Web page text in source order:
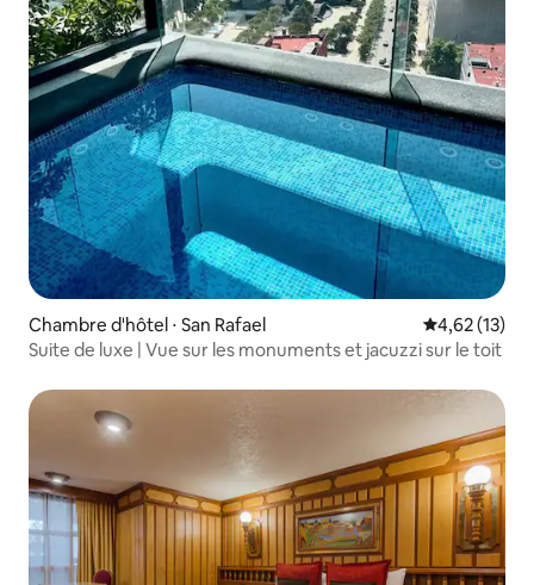
Chambre d'hôtel ⋅ San Rafael Évaluation
4,62 (13)
Suite de luxe | Vue sur les monuments et jacuzzi sur le toit